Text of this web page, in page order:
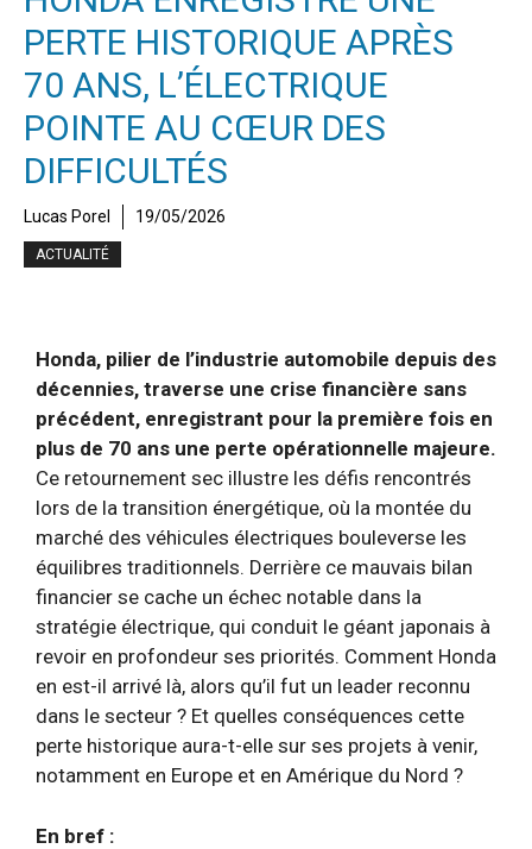
PERTE HISTORIQUE APRÈS
70 ANS, L’ÉLECTRIQUE
POINTE AU CŒUR DES
DIFFICULTÉS
Lucas Porel 19/05/2026
ACTUALITÉ
Honda, pilier de l’industrie automobile depuis des
décennies, traverse une crise financière sans
précédent, enregistrant pour la première fois en
plus de 70 ans une perte opérationnelle majeure.
Ce retournement sec illustre les défis rencontrés
lors de la transition énergétique, où la montée du
marché des véhicules électriques bouleverse les
équilibres traditionnels. Derrière ce mauvais bilan
financier se cache un échec notable dans la
stratégie électrique, qui conduit le géant japonais à
revoir en profondeur ses priorités. Comment Honda
en est-il arrivé là, alors qu’il fut un leader reconnu
dans le secteur ? Et quelles conséquences cette
perte historique aura-t-elle sur ses projets à venir,
notamment en Europe et en Amérique du Nord ?
En bref :